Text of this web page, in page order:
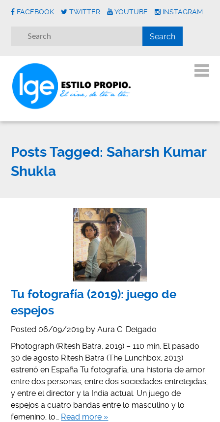
FACEBOOK TWITTER YOUTUBE INSTAGRAM
Posts Tagged: Saharsh Kumar
Shukla
Tu fotografía (2019): juego de
espejos
Posted 06/09/2019 byAura C. Delgado
Photograph (Ritesh Batra, 2019) – 110 min. El pasado
30 de agosto Ritesh Batra (The Lunchbox, 2013)
estrenó en España Tu fotografía, una historia de amor
entre dos personas, entre dos sociedades entretejidas,
y entre el director y la India actual. Un juego de
espejos a cuatro bandas entre lo masculino y lo
femenino, lo… Read more »